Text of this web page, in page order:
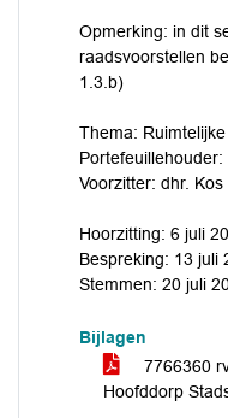
Opmerking: in dit
raadsvoorstellen
1.3.b)
Thema:
Portefeuillehouder:
Voorzitter: dhr. Kos
Hoorzitting: 6 juli
Bespreking: 13 juli
Stemmen: 20 juli
Bijlagen
7766360
Hoofddorp